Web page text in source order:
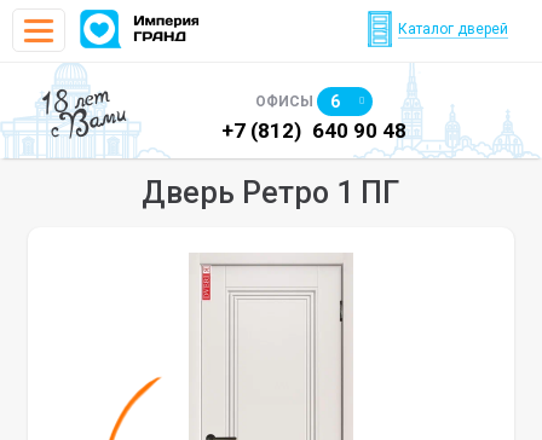
Каталог дверей
18 лет
с Вами ОФИСЫ 6
640 90 48 +7 (812) 640 90 48
Дверь Ретро 1 ПГ